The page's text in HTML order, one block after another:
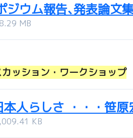
ウム報告､発表論文集
MB
ッション・ワークショップ
人らしさ ・・・笹
KB